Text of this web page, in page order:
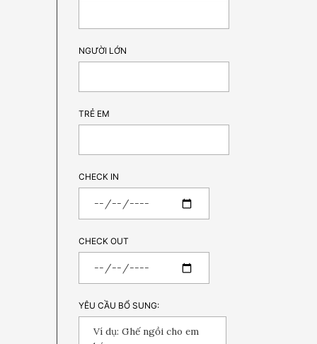
NGƯỜI LỚN
TRẺ EM
CHECK IN
CHECK OUT
YÊU CẦU BỔ SUNG: